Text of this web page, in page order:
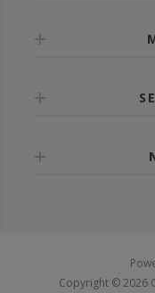
Copyright © 2026